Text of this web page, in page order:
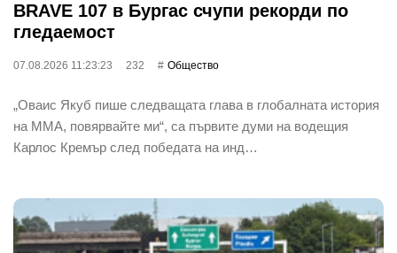
BRAVE 107 в Бургас счупи рекорди по
гледаемост
07.08.2026 11:23:23 232 Общество
„Оваис Якуб пише следващата глава в глобалната история
на ММА, повярвайте ми“, са първите думи на водещия
Карлос Кремър след победата на инд…